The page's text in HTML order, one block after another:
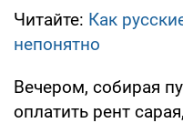
Читайте: Как
непонятно
Вечером, собирая
оплатить рент